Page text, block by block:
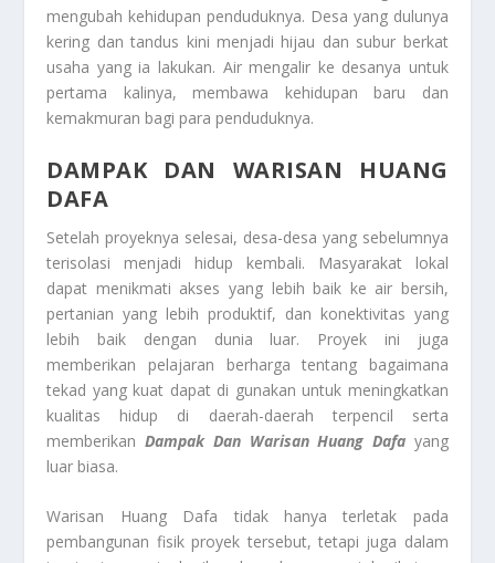
mengubah kehidupan penduduknya. Desa yang dulunya
kering dan tandus kini menjadi hijau dan subur berkat
usaha yang ia lakukan. Air mengalir ke desanya untuk
pertama kalinya, membawa kehidupan baru dan
kemakmuran bagi para penduduknya.
DAMPAK DAN WARISAN HUANG
DAFA
Setelah proyeknya selesai, desa-desa yang sebelumnya
terisolasi menjadi hidup kembali. Masyarakat lokal
dapat menikmati akses yang lebih baik ke air bersih,
pertanian yang lebih produktif, dan konektivitas yang
lebih baik dengan dunia luar. Proyek ini juga
memberikan pelajaran berharga tentang bagaimana
tekad yang kuat dapat di gunakan untuk meningkatkan
kualitas hidup di daerah-daerah terpencil serta
memberikanDampak Dan Warisan Huang Dafayang
luar biasa.
Warisan Huang Dafa tidak hanya terletak pada
pembangunan fisik proyek tersebut, tetapi juga dalam